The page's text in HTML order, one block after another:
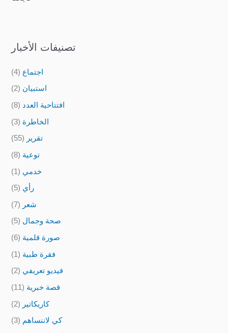
تصنيفات الأخبار
اجتماع (4)
استبيان (2)
افتتاحية العدد (8)
الخاطرة (3)
تقرير (55)
توعية (8)
خدمي (1)
رأي (5)
شعر (7)
صحة وجمال (5)
صورة قلمية (6)
فقرة طبية (1)
فيديو تعريفي (2)
قصة خبرية (11)
كاريكاتير (2)
كي لاننساهم (3)